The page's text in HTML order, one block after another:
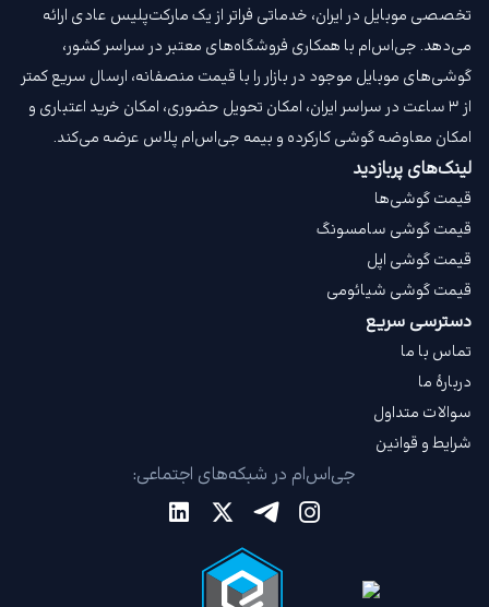
تخصصی موبایل در ایران، خدماتی فراتر از یک مارکت‌پلیس عادی ارائه
می‌دهد. جی‌اس‌ام با همکاری فروشگاه‌های معتبر در سراسر کشور،
گوشی‌های موبایل موجود در بازار را با قیمت‌ منصفانه، ارسال سریع کمتر
از ۳ ساعت در سراسر ایران، امکان تحویل حضوری، امکان خرید اعتباری و
امکان معاوضه گوشی کارکرده و بیمه جی‌اس‌ام‌ پلاس عرضه می‌کند.
لینک‌های پربازدید
قیمت گوشی‌ها
قیمت گوشی سامسونگ
قیمت گوشی اپل
قیمت گوشی شیائومی
دسترسی سریع
تماس با ما
دربارهٔ ما
سوالات متداول
شرایط و قوانین
جی‌اس‌ام در شبکه‌های اجتماعی: